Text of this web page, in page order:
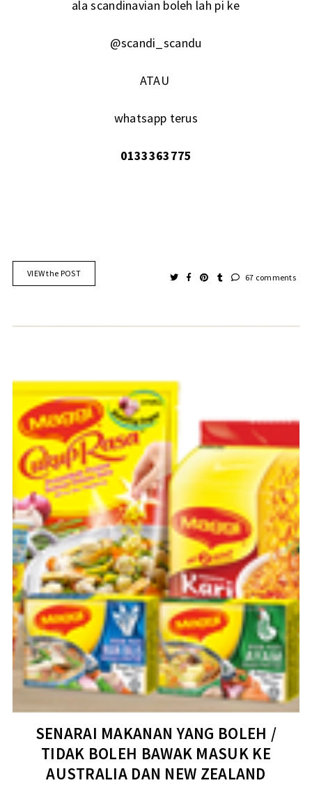
ala scandinavian boleh lah pi ke
@scandi_scandu
ATAU
whatsapp terus
0133363775
VIEW the POST 67 comments
SENARAI MAKANAN YANG BOLEH /
TIDAK BOLEH BAWAK MASUK KE
AUSTRALIA DAN NEW ZEALAND